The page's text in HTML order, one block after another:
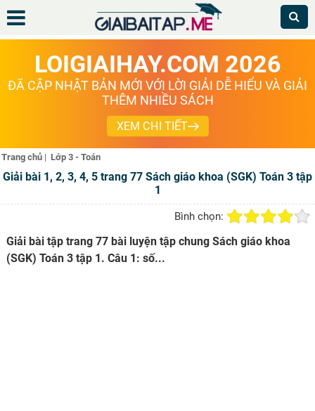
LOIGIAIHAY.COM 2026
ĐÃ CẬP NHẬT BẢN MỚI VỚI LỜI GIẢI DỄ HIỂU VÀ GIẢI
THÊM NHIỀU SÁCH
XEM CHI TIẾT
Trang chủ | Lớp 3 - Toán
Giải bài 1, 2, 3, 4, 5 trang 77 Sách giáo khoa (SGK) Toán 3 tập
1
Bình chọn:
Giải bài tập trang 77 bài luyện tập chung Sách giáo khoa
(SGK) Toán 3 tập 1. Câu 1: số...